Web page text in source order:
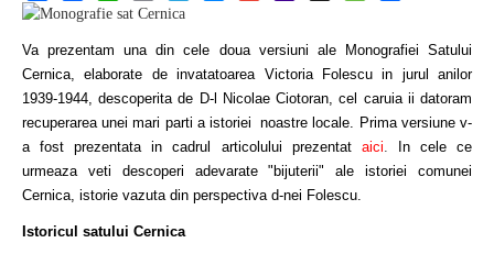
ShareFacebookWhatsApp
EmailTelegram
Va prezentam una din cele doua versiuni ale Monografiei Satului
Cernica, elaborate de invatatoarea Victoria Folescu in jurul anilor
1939-1944, descoperita de D-l Nicolae Ciotoran, cel caruia ii datoram
recuperarea unei mari parti a istoriei noastre locale. Prima versiune v-
a fost prezentata in cadrul articolului prezentat aici
In cele ce
urmeaza veti descoperi adevarate "bijuterii" ale istoriei comunei
Cernica, istorie vazuta din perspectiva d-nei Folescu.
Istoricul satului Cernica